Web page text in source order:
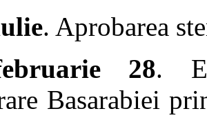
. Aprobarea
28.
Basarabiei